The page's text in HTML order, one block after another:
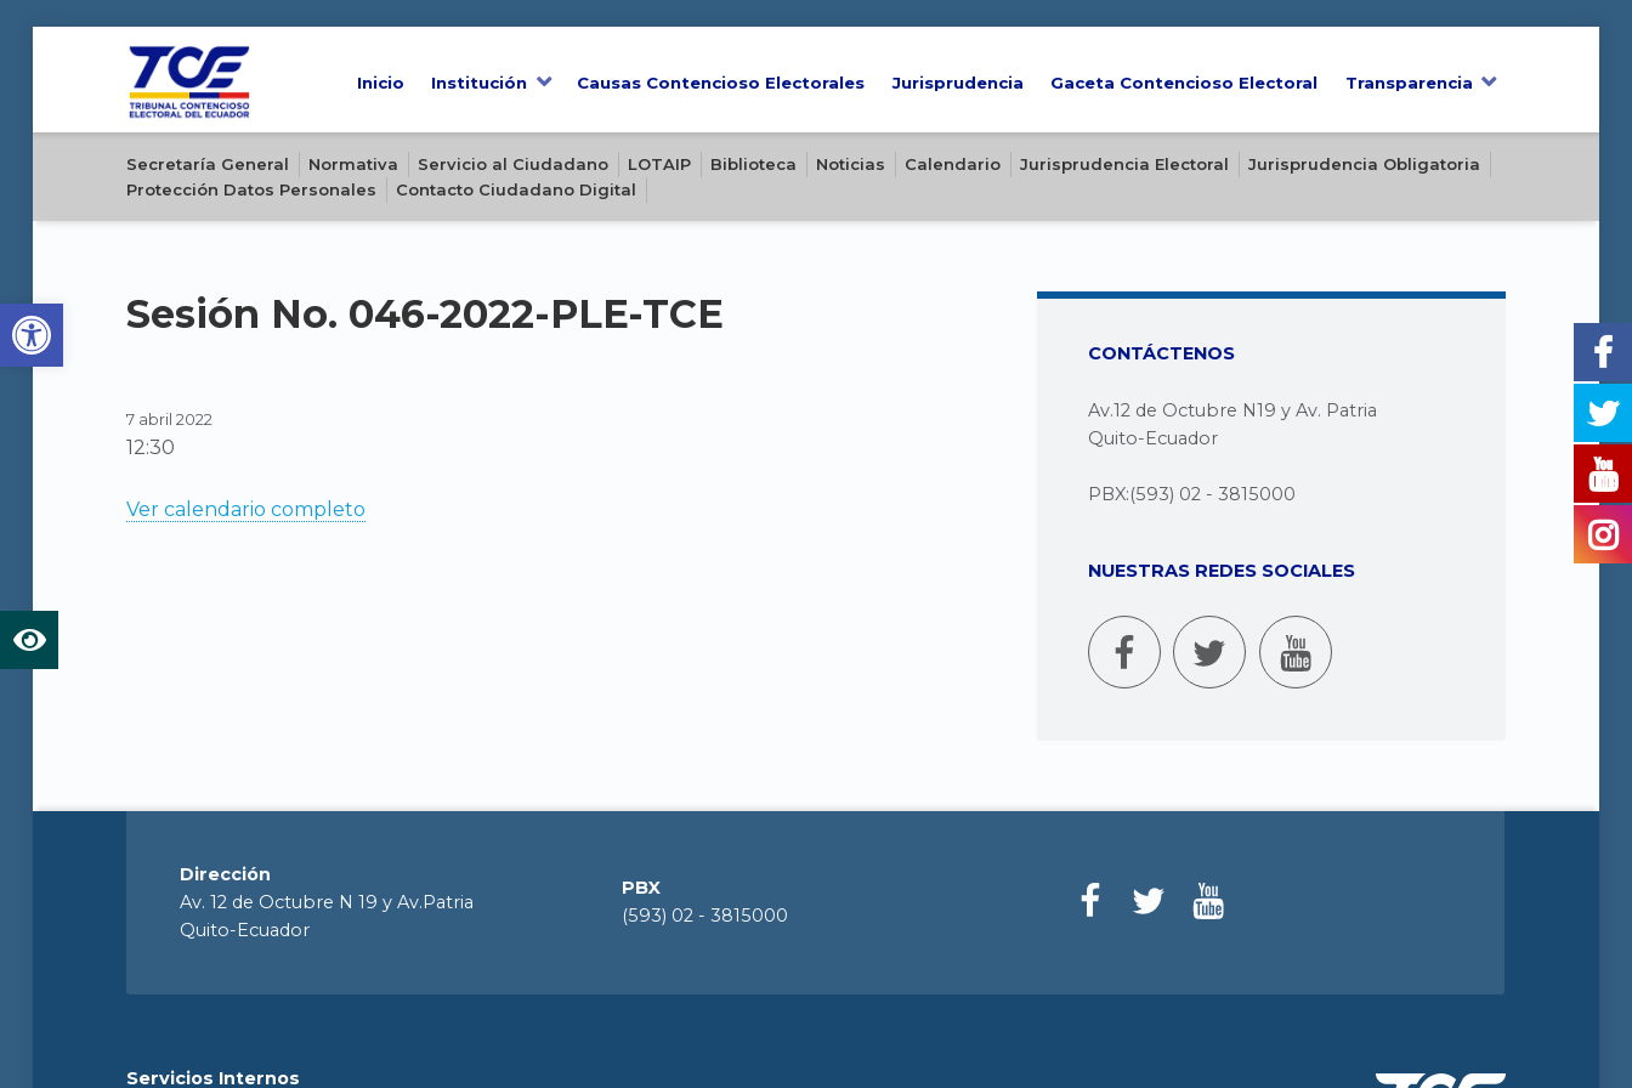
Open toolbar
Inicio Institución Causas Contencioso Electorales Jurisprudencia Gaceta Contencioso Electoral Transparencia
Secretaría General Normativa Servicio al Ciudadano LOTAIP Biblioteca Noticias Calendario Jurisprudencia Electoral
Jurisprudencia Obligatoria
Protección Datos Personales
Contacto Ciudadano Digital
Sesión No. 046-2022-PLE-TCE
7 abril 2022
12:30
Ver calendario completo
CONTÁCTENOS
Av.12 de Octubre N19 y Av. Patria
Quito-Ecuador
PBX:(593) 02 - 3815000
NUESTRAS REDES SOCIALES
Dirección
Av. 12 de Octubre N 19 y Av.Patria
Quito-Ecuador
PBX
(593) 02 - 3815000
Servicios Internos